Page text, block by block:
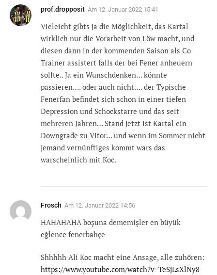
prof.dropposit Am 12. Januar 2022 15:41
Vieleicht gibts ja die Möglichkeit, das Kartal
wirklich nur die Vorarbeit von Löw macht, und
diesen dann in der kommenden Saison als Co
Trainer assistert falls der bei Fener anheuern
sollte.. Ja ein Wunschdenken… könnte
passieren…. oder auch nicht…. der Typische
Fenerfan befindet sich schon in einer tiefen
Depression und Schockstarre und das seit
mehreren Jahren… Stand jetzt ist Kartal ein
Downgrade zu Vitor… und wenn im Sommer nicht
jemand vernünftiges kommt wars das
warscheinlich mit Koc.
Frosch Am 12. Januar 2022 14:56
HAHAHAHA boşuna dememişler en büyük
eğlence fenerbahçe
Shhhhh Ali Koc macht eine Ansage, alle zuhören:
https://www.youtube.com/watch?v=TeSjLsXlNy8